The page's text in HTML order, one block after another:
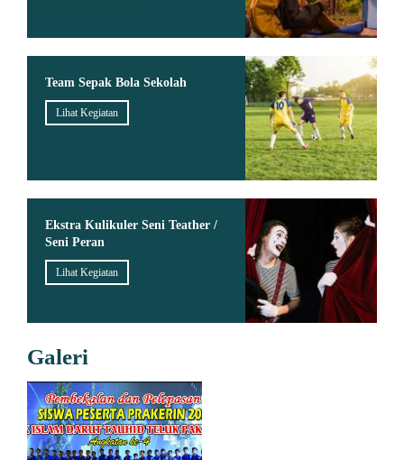
Team Sepak Bola Sekolah
Lihat Kegiatan
Ekstra Kulikuler Seni Teather /
Seni Peran
Lihat Kegiatan
Galeri